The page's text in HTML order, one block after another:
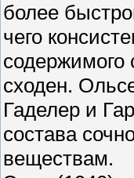
более
чего
содержимого
сходен.
Гаделер и
состава
веществам.